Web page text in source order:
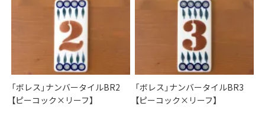
「ボレス」ナンバータイルBR2
【ピーコック×リーフ】
「ボレス」ナンバータイルBR3
【ピーコック×リーフ】